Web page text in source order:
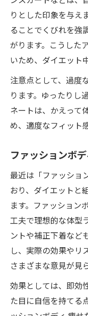
りとした印象を与え
ることでくびれを強
がります。こうした
いため、ダイエット
注意点として、過度
ります。ゆったりし
ネートは、かえって
め、適度なフィット
ファッションボ
最近は「ファッショ
おり、ダイエットと
ます。ファッション
工夫で理想的な体型
ントや補正下着など
し、実際の効果やリ
さまざまな意見が見
効果としては、即効
た目に自信を持てる